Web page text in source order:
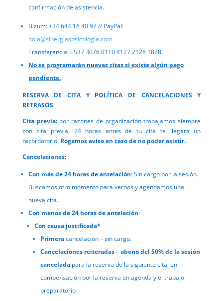
confirmación de asistencia.
Bizum: +34 644 16 40 97 // PayPal:
hola@sinergiaspsicologia.com
Transferencia: ES37 3076 0110 4127 2128 1828
No se programarán nuevas citas si existe algún pago
pendiente.
RESERVA DE CITA Y POLÍTICA DE CANCELACIONES Y
RETRASOS
Cita previa: por razones de organización trabajamos siempre
con cita previa, 24 horas antes de tu cita te llegará un
recordatorio. Rogamos aviso en caso de no poder asistir.
Cancelaciones:
Con más de 24 horas de antelación: Sin cargo por la sesión.
Buscamos otro momento para vernos y agendamos una
nueva cita.
Con menos de 24 horas de antelación:
Con causa justificada*
Primeracancelación – sin cargo.
Cancelaciones reiteradas–abono del 50% de la sesión
canceladapara la reserva de la siguiente cita, en
compensación por la reserva en agenda y el trabajo
preparatorio.